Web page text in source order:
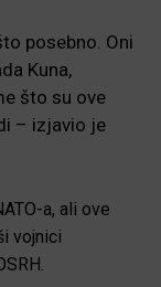
posebno. Oni
Kuna,
što su ove
– izjavio je
a, ali ove
vojnici